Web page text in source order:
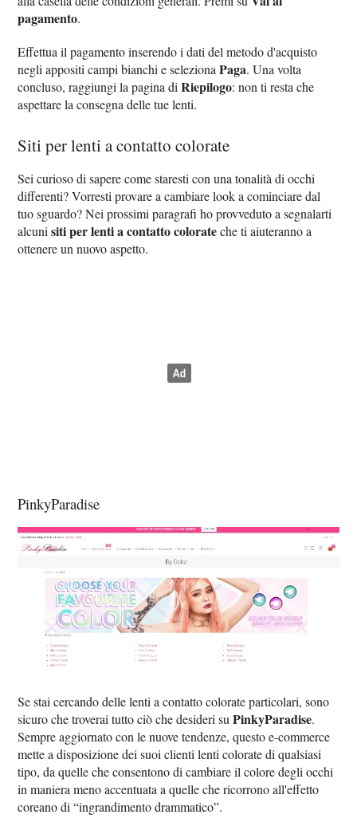
pagamento.
Effettua il pagamento inserendo i dati del metodo d'acquisto
negli appositi campi bianchi e selezionaPaga. Una volta
concluso, raggiungi la pagina diRiepilogo: non ti resta che
aspettare la consegna delle tue lenti.
Siti per lenti a contatto colorate
Sei curioso di sapere come staresti con una tonalità di occhi
differenti? Vorresti provare a cambiare look a cominciare dal
tuo sguardo? Nei prossimi paragrafi ho provveduto a segnalarti
alcunisiti per lenti a contatto colorateche ti aiuteranno a
ottenere un nuovo aspetto.
PinkyParadise
Se stai cercando delle lenti a contatto colorate particolari, sono
sicuro che troverai tutto ciò che desideri suPinkyParadise.
Sempre aggiornato con le nuove tendenze, questo e-commerce
mette a disposizione dei suoi clienti lenti colorate di qualsiasi
tipo, da quelle che consentono di cambiare il colore degli occhi
in maniera meno accentuata a quelle che ricorrono all'effetto
coreano di “ingrandimento drammatico”.